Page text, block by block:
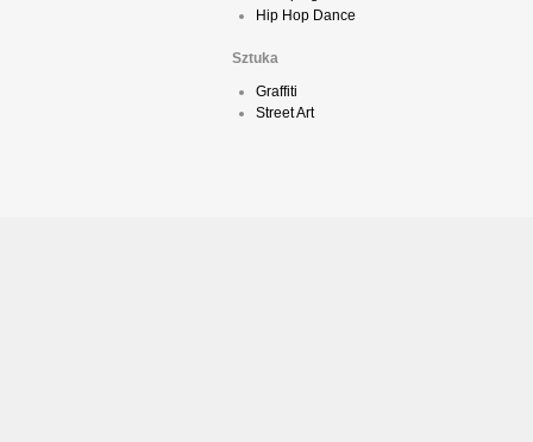
Hip Hop Dance
Sztuka
Graffiti
Street Art